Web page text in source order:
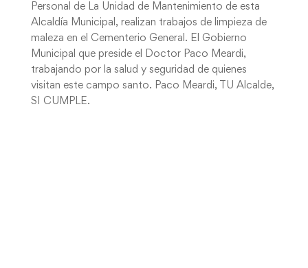
Personal de La Unidad de Mantenimiento de esta
Alcaldía Municipal, realizan trabajos de limpieza de
maleza en el Cementerio General. El Gobierno
Municipal que preside el Doctor Paco Meardi,
trabajando por la salud y seguridad de quienes
visitan este campo santo. Paco Meardi, TU Alcalde,
SI CUMPLE.